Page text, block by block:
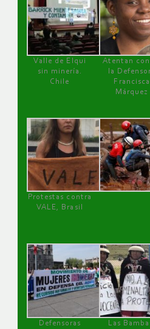
Valle de Elqui
sin minería.
Chile
Atentan
la
Francisca
Márquez
Protestas contra
VALE, Brasil
Defensoras
Las